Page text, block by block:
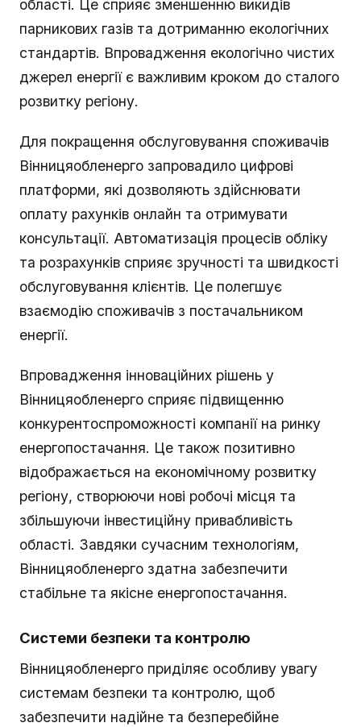
області. Це сприяє зменшенню викидів
парникових газів та дотриманню екологічних
стандартів. Впровадження екологічно чистих
джерел енергії є важливим кроком до сталого
розвитку регіону.
Для покращення обслуговування споживачів
Вінницяобленерго запровадило цифрові
платформи, які дозволяють здійснювати
оплату рахунків онлайн та отримувати
консультації. Автоматизація процесів обліку
та розрахунків сприяє зручності та швидкості
обслуговування клієнтів. Це полегшує
взаємодію споживачів з постачальником
енергії.
Впровадження інноваційних рішень у
Вінницяобленерго сприяє підвищенню
конкурентоспроможності компанії на ринку
енергопостачання. Це також позитивно
відображається на економічному розвитку
регіону, створюючи нові робочі місця та
збільшуючи інвестиційну привабливість
області. Завдяки сучасним технологіям,
Вінницяобленерго здатна забезпечити
стабільне та якісне енергопостачання.
Системи безпеки та контролю
Вінницяобленерго приділяє особливу увагу
системам безпеки та контролю, щоб
забезпечити надійне та безперебійне